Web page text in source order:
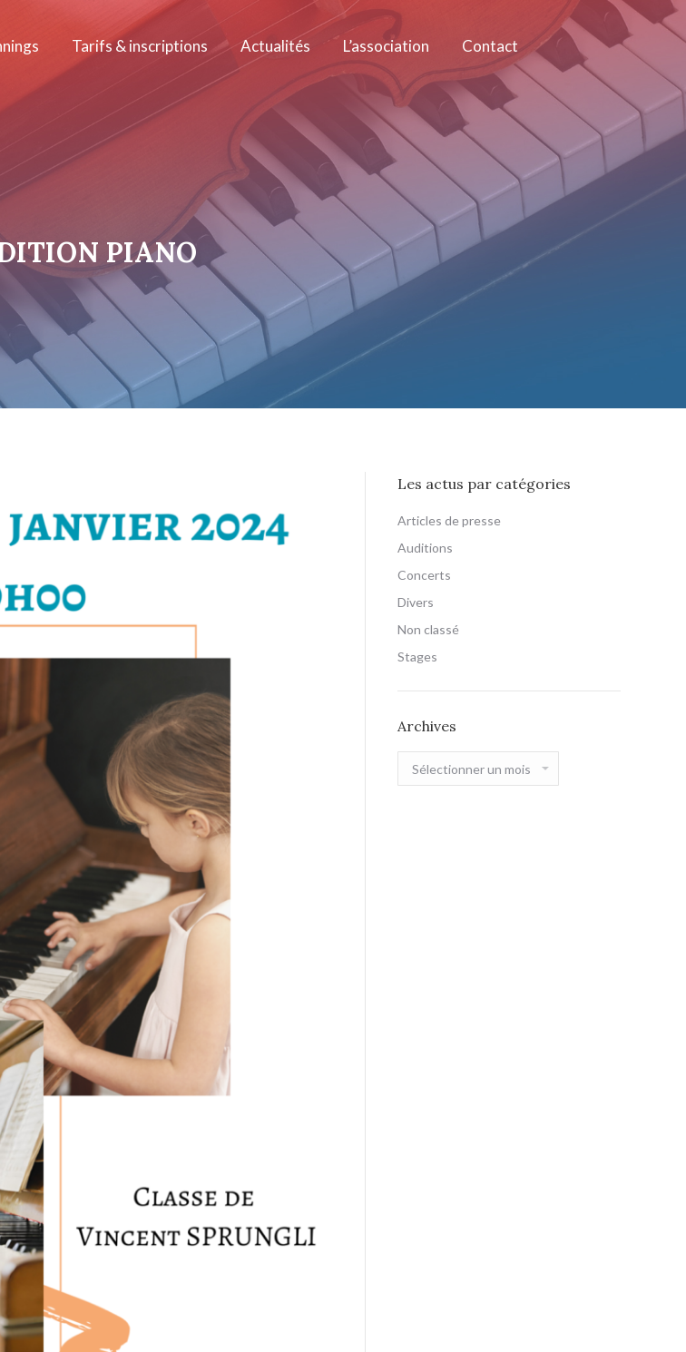
Tarifs & inscriptions Actualités L’association Contact
PIANO
Les actus par catégories
Articles de presse
Auditions
Concerts
Divers
Non classé
Stages
Archives
Archives